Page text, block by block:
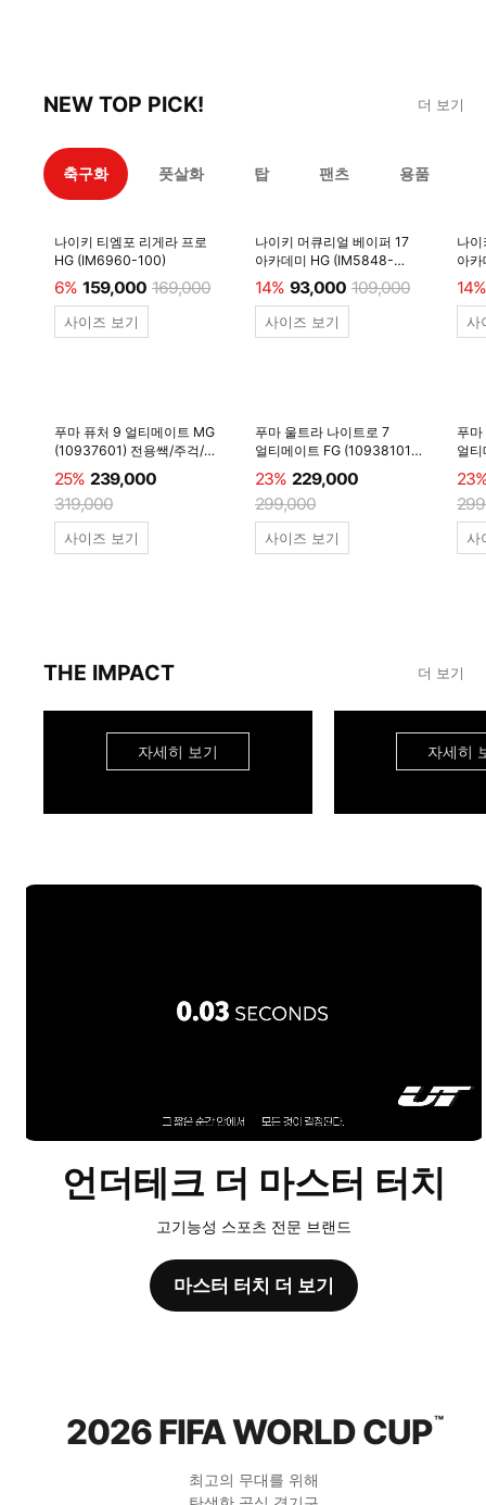
NEW TOP PICK! 더 보기
축구화 풋살화 탑 팬츠 용품
나이키 티엠포 리게라 프로
HG (IM6960-100)
6% 159,000 169,000
사이즈 보기
나이키 머큐리얼 베이퍼 17
아카데미 HG (IM5848-
600)
14% 93,000 109,000
사이즈 보기
나
아
14%
사
푸마 퓨처 9 얼티메이트 MG
(10937601) 전용쌕/주걱/
양말 #
25% 239,000
319,000
사이즈 보기
푸마 울트라 나이트로 7
얼티메이트 FG (10938101)
전용쌕/주걱/양말 #
23% 229,000
299,000
사이즈 보기
푸
얼
전
사
THE IMPACT 더 보기
자세히 보기 자세히
언더테크 더 마스터 터치
고기능성 스포츠 전문 브랜드
마스터 터치 더 보기
2026 FIFA WORLD CUP™
최고의 무대를 위해